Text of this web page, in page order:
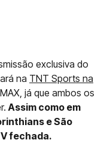
exclusiva do
na TNT Sports na
já que ambos os
Assim como em
e São
fechada.